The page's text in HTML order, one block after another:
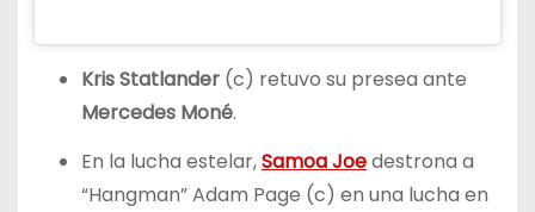
Kris Statlander(c) retuvo su presea ante
Mercedes Moné.
En la lucha estelar,Samoa Joedestrona a
“Hangman” Adam Page (c) en una lucha en